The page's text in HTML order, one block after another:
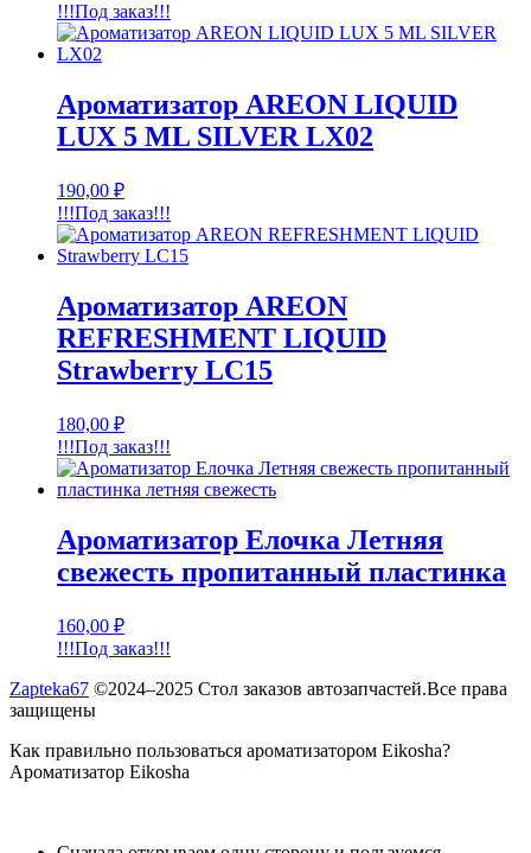
!!!Под заказ!!!
Ароматизатор AREON LIQUID
LUX 5 ML SILVER LX02
190,00 ₽
!!!Под заказ!!!
Ароматизатор AREON
REFRESHMENT LIQUID
Strawberry LC15
180,00 ₽
!!!Под заказ!!!
Ароматизатор Елочка Летняя
свежесть пропитанный пластинка
160,00 ₽
!!!Под заказ!!!
Zapteka67 ©2024–2025 Стол заказов автозапчастей.Все права
защищены
Как правильно пользоваться ароматизатором Eikosha?
Ароматизатор Eikosha